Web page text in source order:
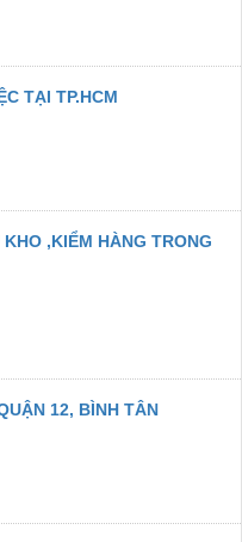
TẠI TP.HCM
,KIỂM HÀNG TRONG
12, BÌNH TÂN